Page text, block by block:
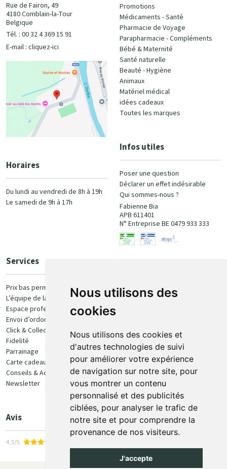
Nous utilisons des
cookies
Nous utilisons des cookies et
d'autres technologies de suivi
pour améliorer votre expérience
de navigation sur notre site, pour
vous montrer un contenu
personnalisé et des publicités
ciblées, pour analyser le trafic de
notre site et pour comprendre la
provenance de nos visiteurs.
J'accepte
Rue de Fairon, 49
4180 Comblain-la-Tour
Belgique
Tél. : 00 32 4 369 15 91
E-mail : cliquez-ici
Horaires
Du lundi au vendredi de 8h à 19h
Le samedi de 9h à 17h
Promotions
Médicaments - Santé
Pharmacie de Voyage
Parapharmacie - Compléments
Bébé & Maternité
Santé naturelle
Beauté - Hygiène
Animaux
Matériel médical
idées cadeaux
Toutes les marques
Infos utiles
Poser une question
Déclarer un effet indésirable
Qui sommes-nous ?
Fabienne Bia
APB 611401
N° Entreprise BE 0479 933 333
Services
Prix bas permanent
L’équipe de la pharmacie
Espace professionnel
Envoi d’ordonnance
Click & Collect
Fidelité
Parrainage
Carte cadeau
Conseils & Actualités
Newsletter
Avis
4,5/5
100% sécurisé
Retrait et livraison
Retrait en Click & Collect
Livraison à domicile
Livraison en Point Relais